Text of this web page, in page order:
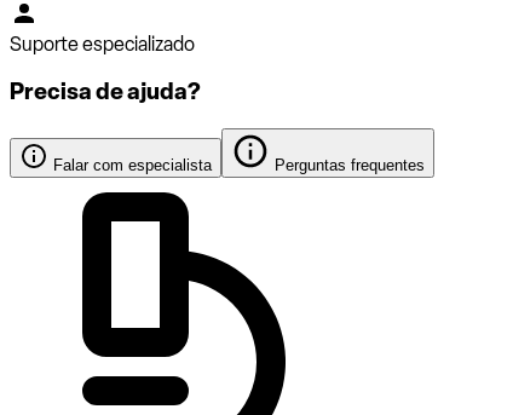
Suporte especializado
Precisa de ajuda?
Falar com especialista Perguntas frequentes